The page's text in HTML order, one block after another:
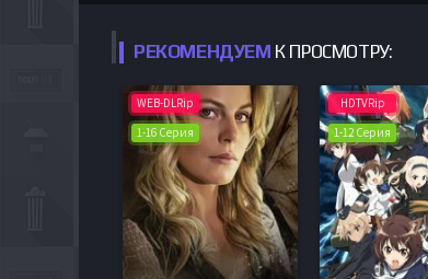
РЕКОМЕНДУЕМ К ПРОСМОТРУ:
WEB-DLRip
1-16 Серия
HDTVRip
1-12 Серия